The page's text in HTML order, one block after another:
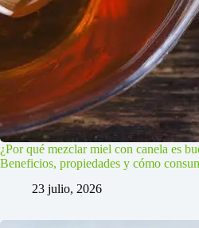
¿Por qué mezclar miel con canela es
Beneficios, propiedades y cómo
23 julio, 2026